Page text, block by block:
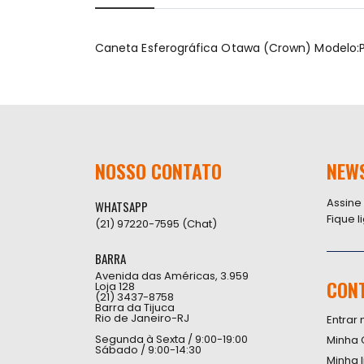
início
de
Caneta Esferográfica Otawa (Crown)
NOSSO CONTATO
WHATSAPP
(21) 97220-7595 (Chat)
BARRA
Avenida das Américas, 3.959
Loja 128
(21) 3437-8758
Barra da Tijuca
Rio de Janeiro-RJ
Segunda à Sexta / 9:00-19:00
Sábado / 9:00-14:30
Fique
Entrar
Minha
Minha